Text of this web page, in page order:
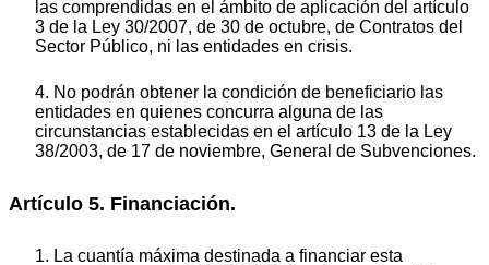
las comprendidas en el ámbito de aplicación del artículo
3 de la Ley 30/2007, de 30 de octubre, de Contratos del
Sector Público, ni las entidades en crisis.
4. No podrán obtener la condición de beneficiario las
entidades en quienes concurra alguna de las
circunstancias establecidas en el artículo 13 de la Ley
38/2003, de 17 de noviembre, General de Subvenciones.
Artículo 5. Financiación.
1. La cuantía máxima destinada a financiar esta